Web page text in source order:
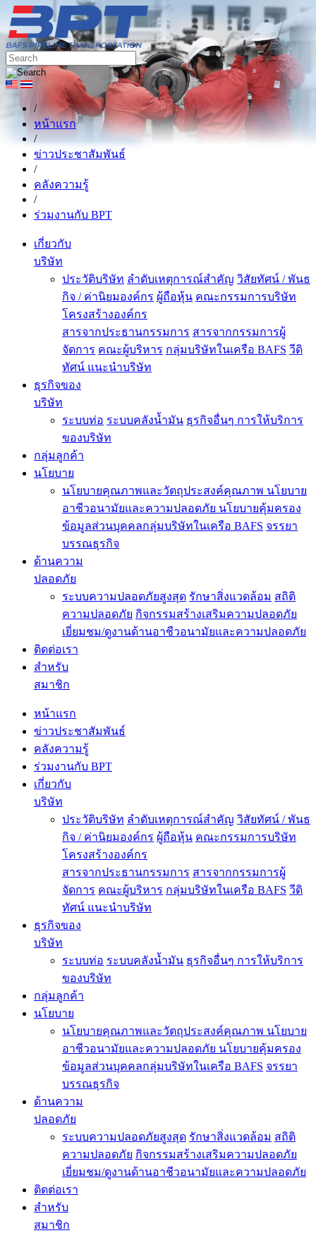
/
หน้าแรก
/
ข่าวประชาสัมพันธ์
/
คลังความรู้
/
ร่วมงานกับ BPT
เกี่ยวกับ
บริษัท
ประวัติบริษัท ลำดับเหตุการณ์สำคัญ วิสัยทัศน์ / พันธ
กิจ / ค่านิยมองค์กร ผู้ถือหุ้น คณะกรรมการบริษัท
โครงสร้างองค์กร
สารจากประธานกรรมการ สารจากกรรมการผู้
จัดการ คณะผู้บริหาร กลุ่มบริษัทในเครือ BAFS วีดิ
ทัศน์ แนะนำบริษัท
ธุรกิจของ
บริษัท
ระบบท่อ ระบบคลังน้ำมัน ธุรกิจอื่นๆ การให้บริการ
ของบริษัท
กลุ่มลูกค้า
นโยบาย
นโยบายคุณภาพและวัตถุประสงค์คุณภาพ นโยบาย
อาชีวอนามัยและความปลอดภัย นโยบายคุ้มครอง
ข้อมูลส่วนบุคคลกลุ่มบริษัทในเครือ BAFS จรรยา
บรรณธุรกิจ
ด้านความ
ปลอดภัย
ระบบความปลอดภัยสูงสุด รักษาสิ่งแวดล้อม สถิติ
ความปลอดภัย กิจกรรมสร้างเสริมความปลอดภัย
เยี่ยมชม/ดูงานด้านอาชีวอนามัยและความปลอดภัย
ติดต่อเรา
สำหรับ
สมาชิก
หน้าแรก
ข่าวประชาสัมพันธ์
คลังความรู้
ร่วมงานกับ BPT
เกี่ยวกับ
บริษัท
ประวัติบริษัท ลำดับเหตุการณ์สำคัญ วิสัยทัศน์ / พันธ
กิจ / ค่านิยมองค์กร ผู้ถือหุ้น คณะกรรมการบริษัท
โครงสร้างองค์กร
สารจากประธานกรรมการ สารจากกรรมการผู้
จัดการ คณะผู้บริหาร กลุ่มบริษัทในเครือ BAFS วีดิ
ทัศน์ แนะนำบริษัท
ธุรกิจของ
บริษัท
ระบบท่อ ระบบคลังน้ำมัน ธุรกิจอื่นๆ การให้บริการ
ของบริษัท
กลุ่มลูกค้า
นโยบาย
นโยบายคุณภาพและวัตถุประสงค์คุณภาพ นโยบาย
อาชีวอนามัยและความปลอดภัย นโยบายคุ้มครอง
ข้อมูลส่วนบุคคลกลุ่มบริษัทในเครือ BAFS จรรยา
บรรณธุรกิจ
ด้านความ
ปลอดภัย
ระบบความปลอดภัยสูงสุด รักษาสิ่งแวดล้อม สถิติ
ความปลอดภัย กิจกรรมสร้างเสริมความปลอดภัย
เยี่ยมชม/ดูงานด้านอาชีวอนามัยและความปลอดภัย
ติดต่อเรา
สำหรับ
สมาชิก